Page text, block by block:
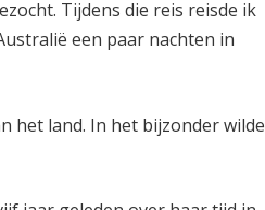
Tijdens die reis reisde ik
een paar nachten in
het land. In het bijzonder wilde